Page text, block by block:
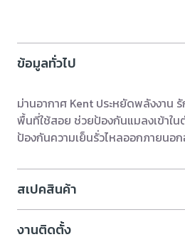
ข้อมูลทั่วไป
ม่านอากาศ Kent ประหยัดพลังงาน
พื้นที่ใช้สอย ช่วยป้องกันแมลงเข้าใน
ป้องกันความเย็นรั่วไหลออกภายนอก
สเปคสินค้า
งานติดตั้ง